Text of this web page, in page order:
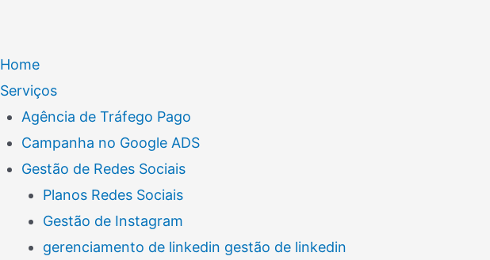
Home
Serviços
Agência de Tráfego Pago
Campanha no Google ADS
Gestão de Redes Sociais
Planos Redes Sociais
Gestão de Instagram
gerenciamento de linkedin gestão de linkedin